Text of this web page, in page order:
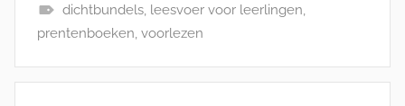
dichtbundels, leesvoer voor leerlingen
prentenboeken voorlezen